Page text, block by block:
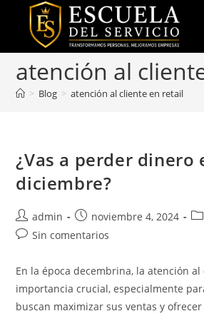
contenido
atención al
> Blog > atención al cliente en retail
¿Vas a perder dinero
diciembre?
Autor
de
admin
Publicación
de
noviembre 4, 2024
Comentarios
la
entrada:
Sin comentarios
En la época decembrina, la atención
importancia crucial, especialmente
buscan maximizar sus ventas y